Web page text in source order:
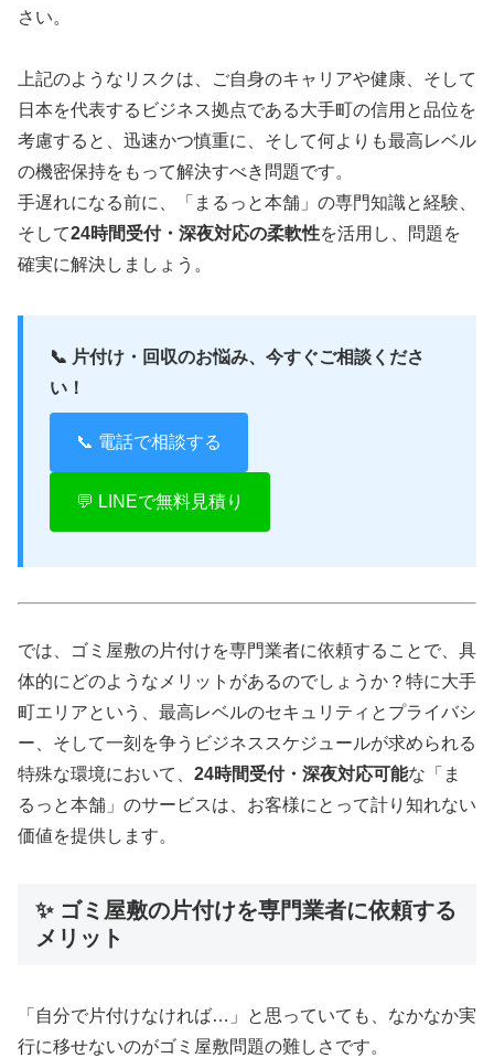
さい。
上記のようなリスクは、ご自身のキャリアや健康、そして
日本を代表するビジネス拠点である大手町の信用と品位を
考慮すると、迅速かつ慎重に、そして何よりも最高レベル
の機密保持をもって解決すべき問題です。
手遅れになる前に、「まるっと本舗」の専門知識と経験、
そして24時間受付・深夜対応の柔軟性を活用し、問題を
確実に解決しましょう。
📞 片付け・回収のお悩み、今すぐご相談くださ
い！
📞 電話で相談する
💬 LINEで無料見積り
では、ゴミ屋敷の片付けを専門業者に依頼することで、具
体的にどのようなメリットがあるのでしょうか？特に大手
町エリアという、最高レベルのセキュリティとプライバシ
ー、そして一刻を争うビジネススケジュールが求められる
特殊な環境において、 24時間受付・深夜対応可能な「ま
るっと本舗」のサービスは、お客様にとって計り知れない
価値を提供します。
✨ ゴミ屋敷の片付けを専門業者に依頼する
メリット
「自分で片付けなければ…」と思っていても、なかなか実
行に移せないのがゴミ屋敷問題の難しさです。